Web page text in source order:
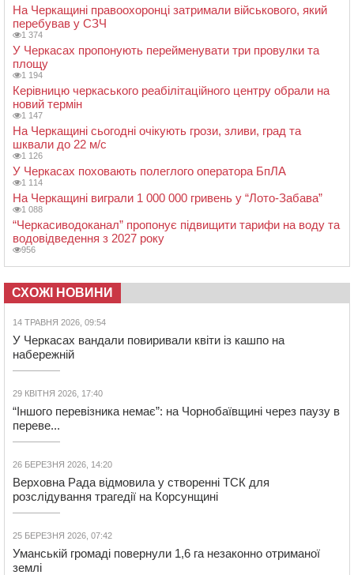
На Черкащині правоохоронці затримали військового, який
перебував у СЗЧ
1 374
У Черкасах пропонують перейменувати три провулки та
площу
1 194
Керівницю черкаського реабілітаційного центру обрали на
новий термін
1 147
На Черкащині сьогодні очікують грози, зливи, град та
шквали до 22 м/с
1 126
У Черкасах поховають полеглого оператора БпЛА
1 114
На Черкащині виграли 1 000 000 гривень у “Лото-Забава”
1 088
“Черкасиводоканал” пропонує підвищити тарифи на воду та
водовідведення з 2027 року
956
СХОЖІ НОВИНИ
14 ТРАВНЯ 2026, 09:54
У Черкасах вандали повиривали квіти із кашпо на
набережній
29 КВІТНЯ 2026, 17:40
“Іншого перевізника немає”: на Чорнобаївщині через паузу в
переве...
26 БЕРЕЗНЯ 2026, 14:20
Верховна Рада відмовила у створенні ТСК для
розслідування трагедії на Корсунщині
25 БЕРЕЗНЯ 2026, 07:42
Уманській громаді повернули 1,6 га незаконно отриманої
землі